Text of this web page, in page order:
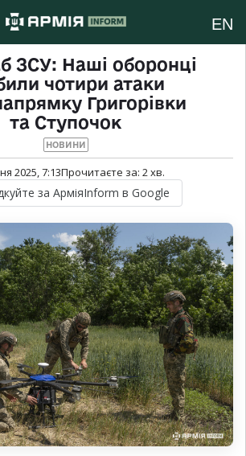
EN
ЗСУ: Наші оборонці
чотири атаки
Григорівки
та Ступочок
НОВИНИ
2025, 7:13Прочитаєте за: 2хв.
за АрміяInform в Google